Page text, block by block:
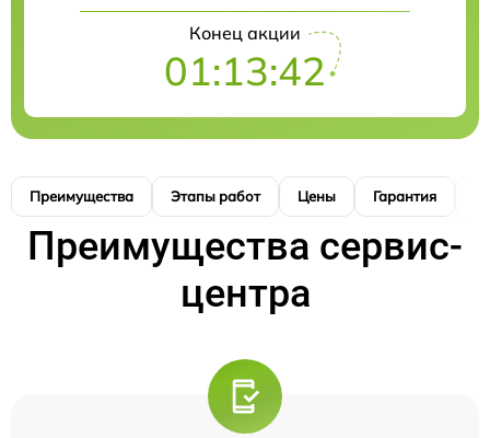
Конец акции
01:13:41
Преимущества Этапы работ Цены Гарантия
Преимущества сервис-
центра